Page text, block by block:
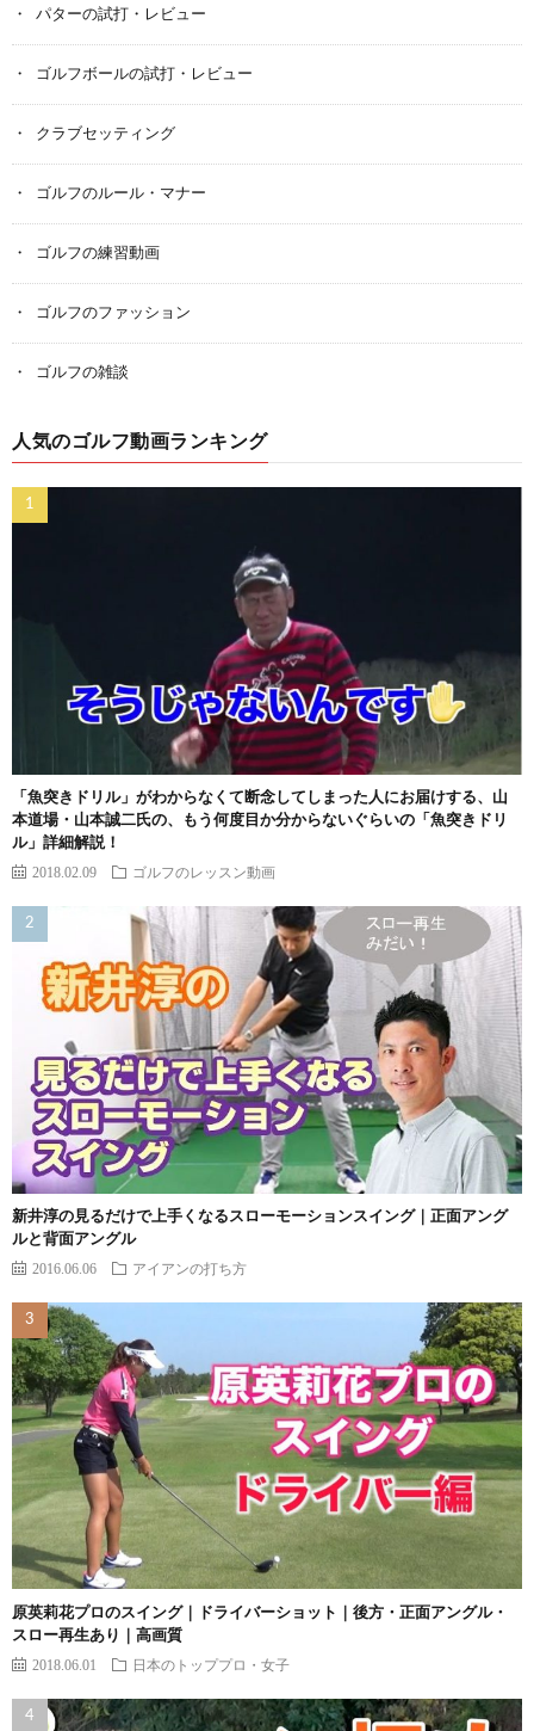
パターの試打・レビュー
ゴルフボールの試打・レビュー
クラブセッティング
ゴルフのルール・マナー
ゴルフの練習動画
ゴルフのファッション
ゴルフの雑談
人気のゴルフ動画ランキング
「魚突きドリル」がわからなくて断念してしまった人にお届けする、山
本道場・山本誠二氏の、もう何度目か分からないぐらいの「魚突きドリ
ル」詳細解説！
2018.02.09 ゴルフのレッスン動画
新井淳の見るだけで上手くなるスローモーションスイング｜正面アング
ルと背面アングル
2016.06.06 アイアンの打ち方
原英莉花プロのスイング｜ドライバーショット｜後方・正面アングル・
スロー再生あり｜高画質
2018.06.01 日本のトッププロ・女子